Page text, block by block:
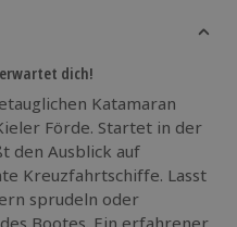
dich!
Katamaran
Förde. Startet in der
den Ausblick auf
Kreuzfahrtschiffe. Lasst
sprudeln oder
Bootes. Ein erfahrener